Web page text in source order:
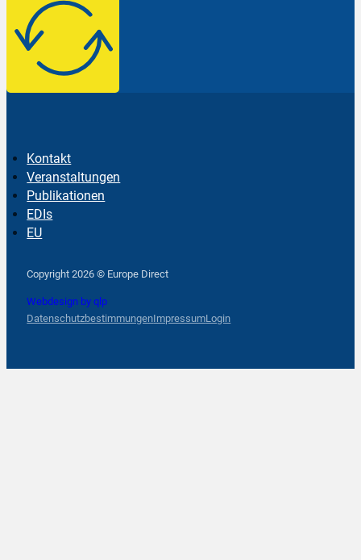
Kontakt
Veranstaltungen
Publikationen
EDIs
EU
Copyright 2026 © Europe Direct
Webdesign by qlp
DatenschutzbestimmungenImpressumLogin